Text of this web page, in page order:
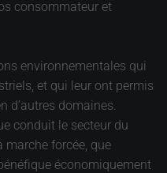
consommateur et
environnementales qui
et qui leur ont permis
d’autres domaines.
conduit le secteur du
forcée, que
économiquement